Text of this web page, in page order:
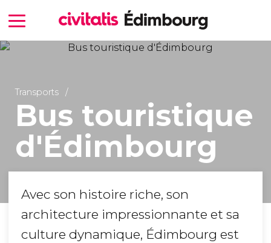
Transports
Bus touristique
d'Édimbourg
Avec son histoire riche, son
architecture impressionnante et sa
culture dynamique, Édimbourg est